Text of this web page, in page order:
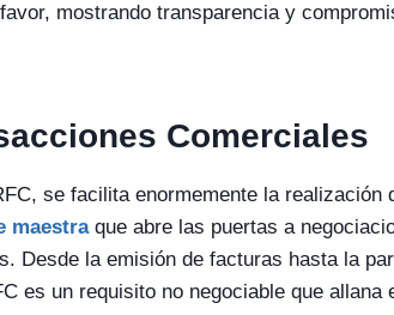
mostrando transparencia y
Comerciales
se facilita enormemente la
maestraque abre las puertas a
Desde la emisión de facturas hasta la
es un requisito no negociable que allana